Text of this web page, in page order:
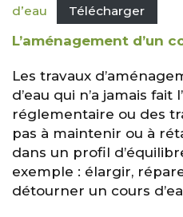
d’eau
Télécharger
L’aménagement d’un
Les travaux
d’eau qui n’a jamais fait
réglementaire ou des
pas à maintenir ou à
dans un profil
exemple : élargir,
détourner un cours